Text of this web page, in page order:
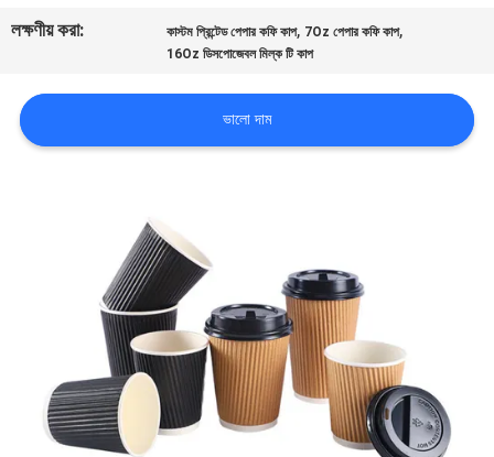
খবর
কেস
PRIVACY
POLICY
লক্ষণীয় করা:
কাস্টম প্রিন্টেড পেপার কফি কাপ, 7Oz পেপার কফি কাপ,
16Oz ডিসপোজেবল মিল্ক টি কাপ
ভালো দাম